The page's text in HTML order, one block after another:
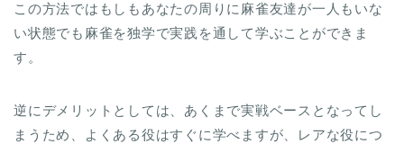
この方法ではもしもあなたの周りに麻雀友達が一人もいな
い状態でも麻雀を独学で実践を通して学ぶことができま
す。
逆にデメリットとしては、あくまで実戦ベースとなってし
まうため、よくある役はすぐに学べますが、レアな役につ